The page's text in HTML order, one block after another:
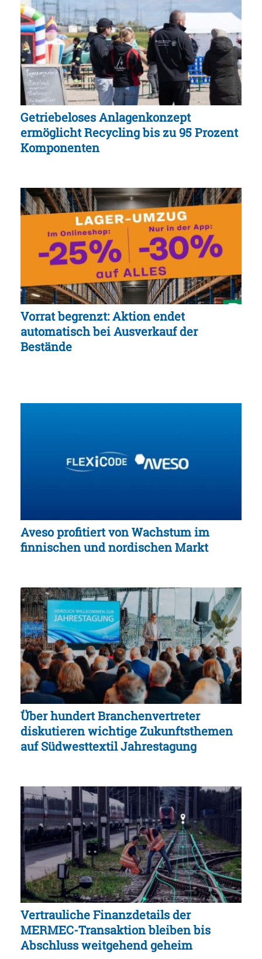
Getriebeloses Anlagenkonzept
ermöglicht Recycling bis zu 95 Prozent
Komponenten
Vorrat begrenzt: Aktion endet
automatisch bei Ausverkauf der
Bestände
Aveso profitiert von Wachstum im
finnischen und nordischen Markt
Über hundert Branchenvertreter
diskutieren wichtige Zukunftsthemen
auf Südwesttextil Jahrestagung
Vertrauliche Finanzdetails der
MERMEC-Transaktion bleiben bis
Abschluss weitgehend geheim